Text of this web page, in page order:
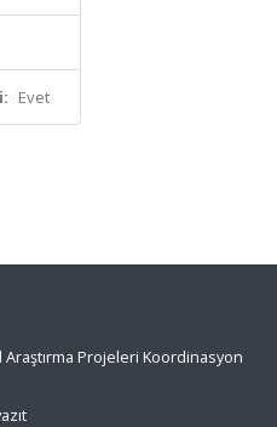
Evet
Projeleri Koordinasyon